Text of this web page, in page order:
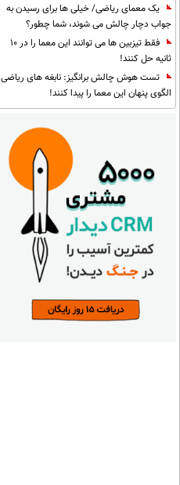
یک معمای ریاضی/ خیلی ها برای رسیدن به
جواب دچار چالش می شوند، شما چطور؟
فقط تیزبین ها می توانند این معما را در 10
ثانیه حل کنند!
تست هوش چالش برانگیز: نابغه های ریاضی
الگوی پنهان این معما را پیدا کنند!